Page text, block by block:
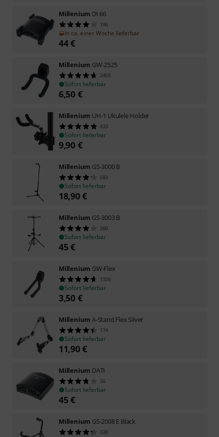
Millenium DI 66
186
In ca. einer Woche lieferbar
44€
Millenium GW-2525
2405
Sofort lieferbar
6,50 €
Millenium UH-1 Ukulele Holder
433
Sofort lieferbar
9,90 €
Millenium GS-3000 B
583
Sofort lieferbar
18,90€
Millenium GS-3003 B
260
Sofort lieferbar
45€
Millenium GW-Flex
1326
Sofort lieferbar
3,50 €
Millenium A-Stand Flex Silver
174
Sofort lieferbar
11,90€
Millenium DATI
36
Sofort lieferbar
45€
Millenium GS-2008 E Black
328